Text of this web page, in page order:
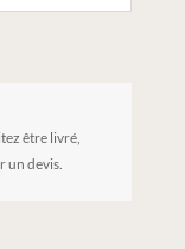
être livré,
un devis.